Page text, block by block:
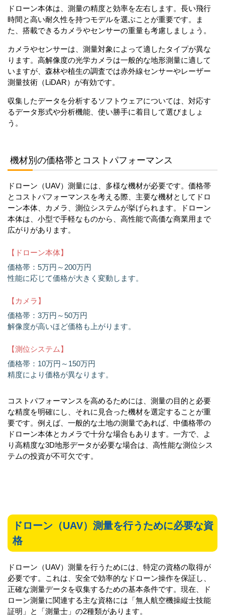
ドローン本体は、測量の精度と効率を左右します。長い飛行
時間と高い耐久性を持つモデルを選ぶことが重要です。ま
た、搭載できるカメラやセンサーの重量も考慮しましょう。
カメラやセンサーは、測量対象によって適したタイプが異な
ります。高解像度の光学カメラは一般的な地形測量に適して
いますが、森林や植生の調査では赤外線センサーやレーザー
測量技術（LiDAR）が有効です。
収集したデータを分析するソフトウェアについては、対応す
るデータ形式や分析機能、使い勝手に着目して選びましょ
う。
機材別の価格帯とコストパフォーマンス
ドローン（UAV）測量には、多様な機材が必要です。価格帯
とコストパフォーマンスを考える際、主要な機材としてドロ
ーン本体、カメラ、測位システムが挙げられます。ドローン
本体は、小型で手軽なものから、高性能で高価な商業用まで
広がりがあります。
【ドローン本体】
価格帯：5万円～200万円
性能に応じて価格が大きく変動します。
【カメラ】
価格帯：3万円～50万円
解像度が高いほど価格も上がります。
【測位システム】
価格帯：10万円～150万円
精度により価格が異なります。
コストパフォーマンスを高めるためには、測量の目的と必要
な精度を明確にし、それに見合った機材を選定することが重
要です。例えば、一般的な土地の測量であれば、中価格帯の
ドローン本体とカメラで十分な場合もあります。一方で、よ
り高精度な3D地形データが必要な場合は、高性能な測位シス
テムの投資が不可欠です。
ドローン（UAV）測量を行うために必要な資
格
ドローン（UAV）測量を行うためには、特定の資格の取得が
必要です。これは、安全で効率的なドローン操作を保証し、
正確な測量データを収集するための基本条件です。現在、ド
ローン測量に関連する主な資格には「無人航空機操縦士技能
証明」と「測量士」の2種類があります。